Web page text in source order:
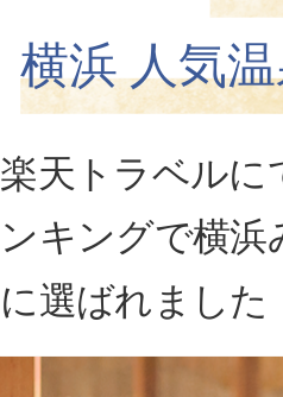
楽天トラベルに
ンキングで横浜
に選ばれました
横浜 人気